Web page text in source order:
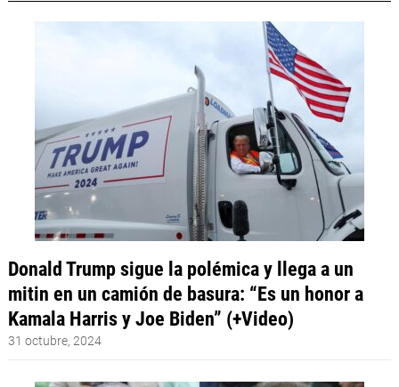
Donald Trump sigue la polémica y llega a un
mitin en un camión de basura: “Es un honor a
Kamala Harris y Joe Biden” (+Video)
31 octubre, 2024